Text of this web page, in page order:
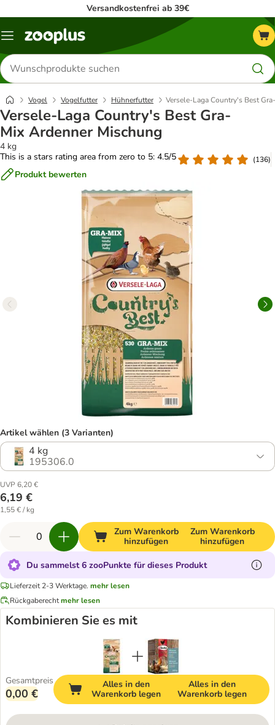
Versandkostenfrei ab 39€
Menü
Produkte
suchen
Vogel Vogelfutter Hühnerfutter Versele-Laga Country's Best
Versele-Laga Country's Best Gra-
Mix Ardenner Mischung
4 kg
This is a stars rating area from zero to 5: 4.5/5
(136)
Produkt bewerten
Artikel wählen (3 Varianten)
4 kg
195306.0
UVP 6,20 €
6,19 €
1,55 € / kg
Zum Warenkorb
hinzufügen
Zum Warenkorb
hinzufügen
Du sammelst 6 zooPunkte für dieses Produkt
Lieferzeit 2-3 Werktage. mehr lesen
Rückgaberechtmehr lesen
Kombinieren Sie es mit
Gesamtpreis
0,00 €
Alles in den
Warenkorb legen
Alles in den
Warenkorb legen